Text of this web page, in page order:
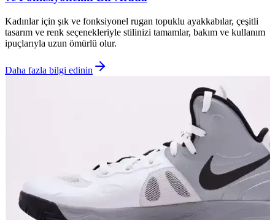
Kadınlar için şık ve fonksiyonel rugan topuklu ayakkabılar, çeşitli
tasarım ve renk seçenekleriyle stilinizi tamamlar, bakım ve kullanım
ipuçlarıyla uzun ömürlü olur.
Daha fazla bilgi edinin